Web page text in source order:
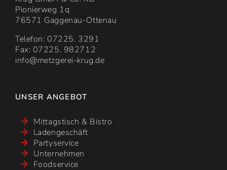
Pionierweg 1q
76571 Gaggenau-Ottenau
Telefon: 07225. 3291
Fax: 07225. 982712
info@metzgerei-krug.de
UNSER ANGEBOT
Mittagstisch & Bistro
Ladengeschäft
Partyservice
Unternehmen
Foodservice